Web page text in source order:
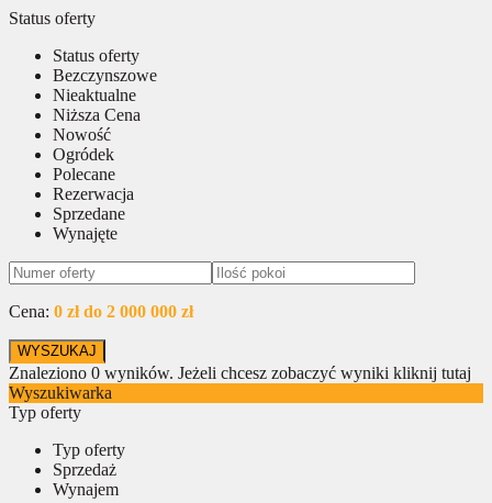
Status oferty
Status oferty
Bezczynszowe
Nieaktualne
Niższa Cena
Nowość
Ogródek
Polecane
Rezerwacja
Sprzedane
Wynajęte
Cena: 0 zł do 2 000 000 zł
Znaleziono 0 wyników. Jeżeli chcesz zobaczyć wyniki kliknij tutaj
Wyszukiwarka
Typ oferty
Typ oferty
Sprzedaż
Wynajem